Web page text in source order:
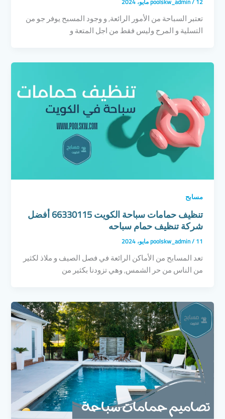
تعتبر السباحة من الأمور الرائعة, و وجود المسبح يوفر جو من
التسلية و المرح وليس فقط من اجل المتعة و
مسابح
تنظيف حمامات سباحة الكويت 66330115 أفضل
شركة تنظيف حمام سباحه
poolskw_admin/11 مايو، 2024
تعد المسابح من الأماكن الرائعة في فصل الصيف و ملاذ لكثير
من الناس من حر الشمس, وهي تزودنا بكثير من